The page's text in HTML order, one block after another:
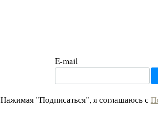
E-mail
Нажимая "Подписаться", я соглашаюсь с